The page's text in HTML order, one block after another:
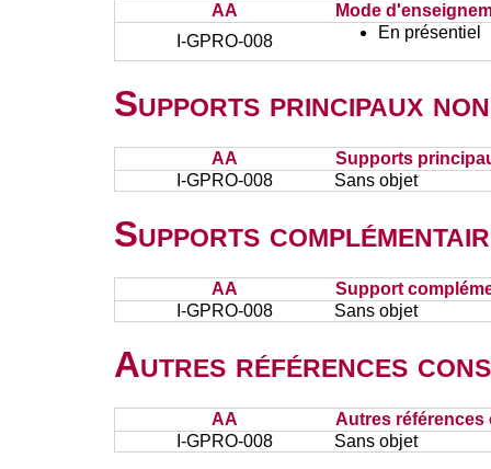
AA
Mode
I-GPRO-008
En présentiel
Supports principaux
AA
Supports
I-GPRO-008
Sans objet
Supports
AA
Support
I-GPRO-008
Sans objet
Autres références
AA
Autres références
I-GPRO-008
Sans objet